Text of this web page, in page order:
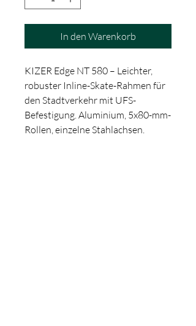
In den Warenkorb
KIZER Edge NT 580 – Leichter,
robuster Inline-Skate-Rahmen für
den Stadtverkehr mit UFS-
Befestigung. Aluminium, 5x80-mm-
Rollen, einzelne Stahlachsen.